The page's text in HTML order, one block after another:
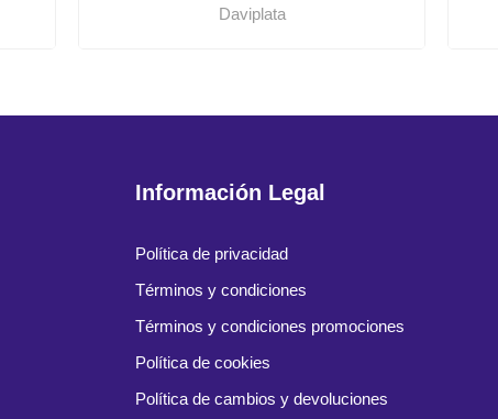
Daviplata
Información Legal
Política de privacidad
Términos y condiciones
Términos y condiciones promociones
Política de cookies
Política de cambios y devoluciones